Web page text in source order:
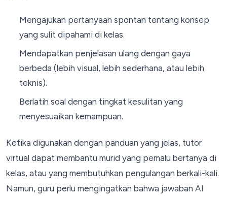
Mengajukan pertanyaan spontan tentang konsep
yang sulit dipahami di kelas.
Mendapatkan penjelasan ulang dengan gaya
berbeda (lebih visual, lebih sederhana, atau lebih
teknis).
Berlatih soal dengan tingkat kesulitan yang
menyesuaikan kemampuan.
Ketika digunakan dengan panduan yang jelas, tutor
virtual dapat membantu murid yang pemalu bertanya di
kelas, atau yang membutuhkan pengulangan berkali-kali.
Namun, guru perlu mengingatkan bahwa jawaban AI